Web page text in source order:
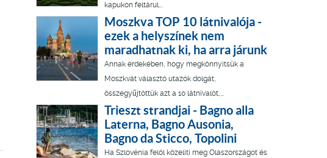
kapukon feltárul...
Moszkva TOP 10 látnivalója -
ezek a helyszínek nem
maradhatnak ki, ha arra járunk
Annak érdekében, hogy megkönnyítsük a
Moszkvát választó utazók dolgát,
összegyűjtöttük azt a 10 látnivalót,...
Trieszt strandjai - Bagno alla
Laterna, Bagno Ausonia,
Bagno da Sticco, Topolini
Ha Szlovénia felöl közelíti meg Olaszországot és